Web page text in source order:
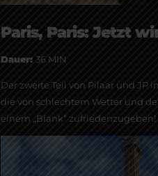
Paris, Paris: Jetzt
Dauer: 36 MIN
Der zweite Teil von Pilaar und JP
die von schlechtem Wetter und
einem „Blank“ zufriedenzugeben!